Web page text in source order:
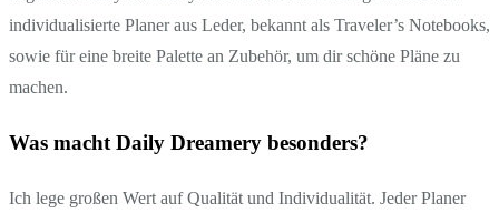
individualisierte Planer aus Leder, bekannt als Traveler’s Notebooks,
sowie für eine breite Palette an Zubehör, um dir schöne Pläne zu
machen.
Was macht Daily Dreamery besonders?
Ich lege großen Wert auf Qualität und Individualität. Jeder Planer